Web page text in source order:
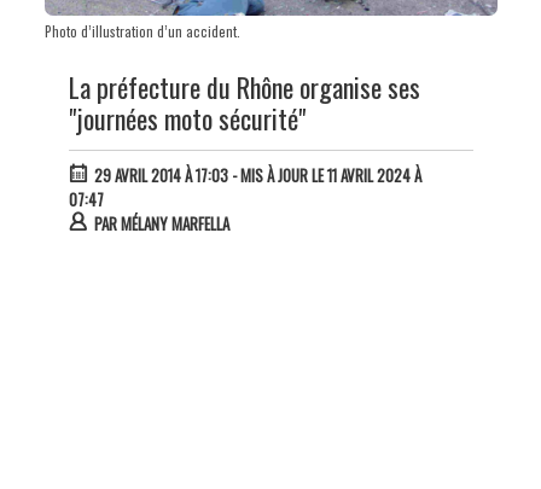
Photo d’illustration d’un accident.
La préfecture du Rhône organise ses
"journées moto sécurité"
29 AVRIL 2014 À 17:03- MIS À JOUR LE 11 AVRIL 2024 À
07:47
PARMÉLANY MARFELLA